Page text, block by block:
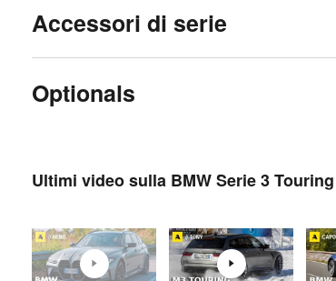
Accessori di serie
Optionals
Ultimi video sulla BMW Serie 3 Touring